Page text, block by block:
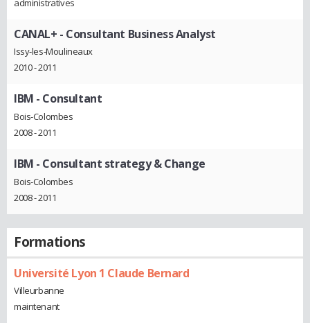
CANAL+ - Consultant Business Analyst
Issy-les-Moulineaux
2010 - 2011
IBM - Consultant
Bois-Colombes
2008 - 2011
IBM - Consultant strategy & Change
Bois-Colombes
2008 - 2011
Formations
Université Lyon 1 Claude Bernard
Villeurbanne
maintenant